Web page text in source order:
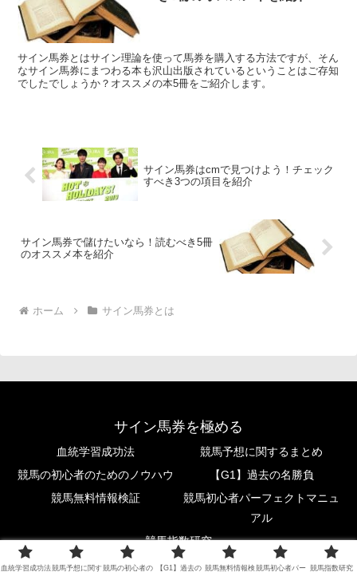
サイン馬券とはサイン理論を使って馬券を購入する方法ですが、そん
なサイン馬券にまつわる本も沢山出版されているということはご存知
でしたでしょうか？オススメの本5冊をご紹介します。
サイン馬券はcmで見つけよう！チェック
すべき3つの項目を紹介
サイン馬券で儲けたいなら！読むべき5冊
のオススメ本を紹介
ホーム サイン馬券とは
サイン馬券を極める
血統学習成功法
競馬予想に関するまとめ
競馬の初心者のためのノウハウ
【G1】過去の名勝負
競馬無料情報検証
競馬初心者パーフェクトマニュ
アル
競馬指数研究
© 2019 サイン馬券を極める.
血統学習成功法競馬予想に関す 競馬の初心者の 【G1】過去の 競馬無料情報検競馬初心者パー 競馬指数研究